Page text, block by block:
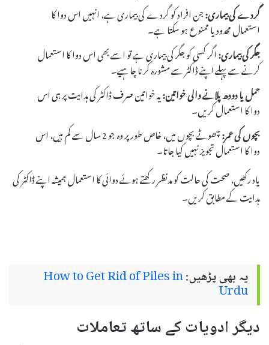
گردے کی بیماری:جن افراد کو گردے کی بیماری ہے، انہیں اس دوا کا
استعمال محدود یا ممنوع ہو سکتا ہے۔
جگر کی بیماری:اگر کسی کو جگر کی بیماری ہے تو اسے بھی اس دوا کا استعمال
کرنے سے پہلے اپنے ڈاکٹر سے مشورہ کرنا چاہیے۔
حمل یا دودھ پلانے والی خواتین:یہ خواتین صرف ڈاکٹر کی ہدایت پر ہی اس
دوا کا استعمال کریں۔
بچوں کی عمر:
چھوٹے بچوں میں، خاص طور پر وہ جو 2 سال سے کم ہیں، اس
دوا کا استعمال تجویز نہیں کیا جاتا۔
یاد رکھیں، صحت کی حالت کو مدنظر رکھتے ہوئے دوائی کا استعمال ہمیشہ اپنے ڈاکٹر کی
ہدایت کے مطابق کریں۔
یہ بھی پڑھیں:How to Get Rid of Piles in
Urdu
دیگر ادویات کے ساتھ تعاملات